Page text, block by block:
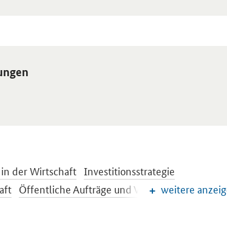
in der Wirtschaft Investitionsstrategie
Öffentliche Aufträge und Vergabeweitere